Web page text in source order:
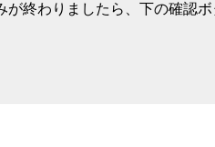
が終わりましたら、下の確認ボ